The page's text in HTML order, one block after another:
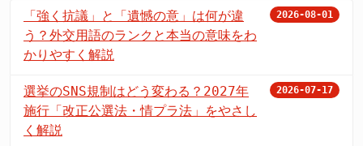
「強く抗議」と「遺憾の意」は何が違
う？外交用語のランクと本当の意味をわ
かりやすく解説
2026-08-01
選挙のSNS規制はどう変わる？2027年
施行「改正公選法・情プラ法」をやさし
く解説
2026-07-17